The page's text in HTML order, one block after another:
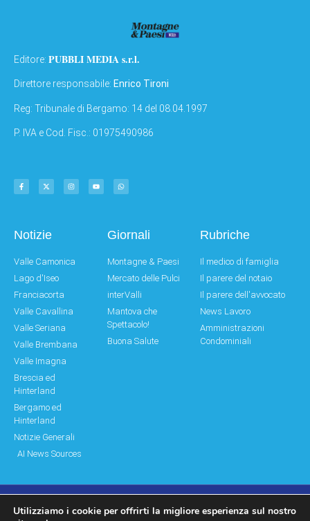
Editore: PUBBLI MEDIA s.r.l.
Direttore responsabile: Enrico Tironi
Reg: Tribunale di Bergamo: 14 del 08.04.1997
P. IVA e Cod. Fisc.: 01975490986
Notizie
Valle Camonica
Lago d'Iseo
Franciacorta
Valle Cavallina
Valle Seriana
Valle Brembana
Valle Imagna
Brescia ed
Hinterland
Bergamo ed
Hinterland
Notizie Generali
AI News Sources
Giornali
Montagne & Paesi
Mercato delle Pulci
interValli
Mantova che
Spettacolo!
Buona Salute
Rubriche
Il medico di famiglia
Il parere del notaio
Il parere dell'avvocato
News Lavoro
Amministrazioni
Condominiali
© Copyright 2011 – 2026 Montagne & Paesi
Utilizziamo i cookie per offrirti la migliore esperienza sul nostro